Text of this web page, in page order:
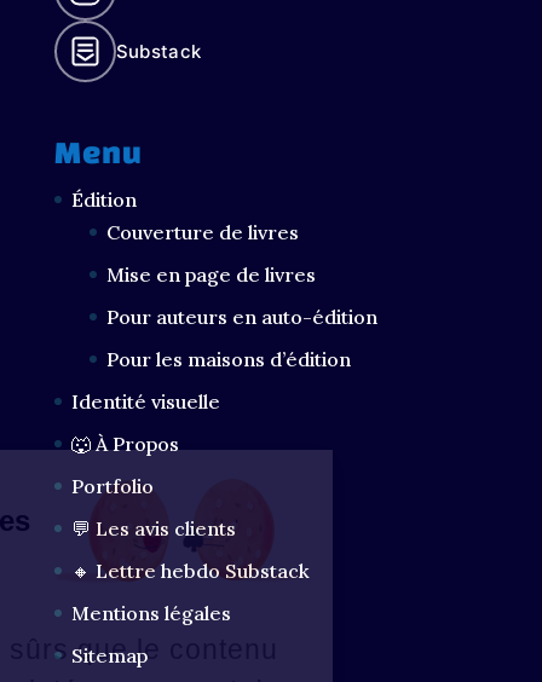
Substack
Menu
Édition
Couverture de livres
Mise en page de livres
Pour auteurs en auto-édition
Pour les maisons d’édition
Identité visuelle
🐺 À Propos
Portfolio
💬 Les avis clients
🔸 Lettre hebdo Substack
Mentions légales
Sitemap
les loups...
vous dit des
?
avons
d'être sûrs que le contenu